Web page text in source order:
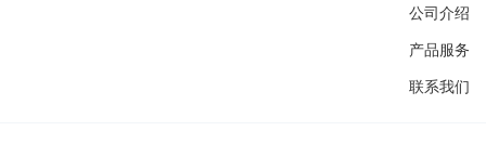
公司介绍
产品服务
联系我们